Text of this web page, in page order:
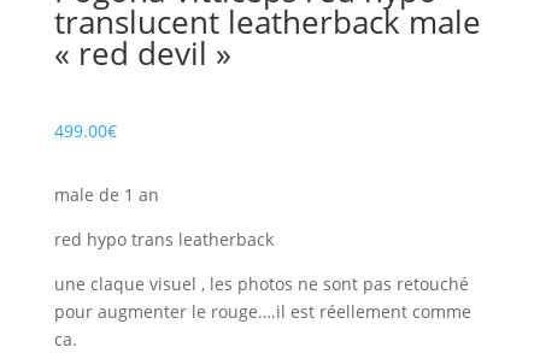
translucent leatherback male
« red devil »
499.00€
male de 1 an
red hypo trans leatherback
une claque visuel , les photos ne sont pas retouché
pour augmenter le rouge….il est réellement comme
ca.